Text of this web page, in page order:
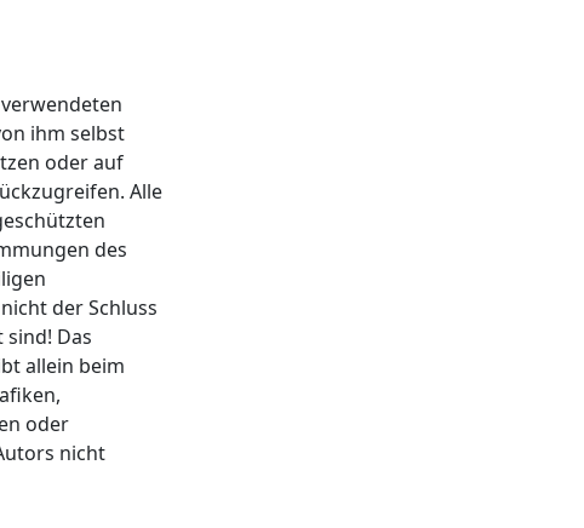
ihm selbst
oder auf
Alle
des
der Schluss
Das
allein beim
oder
nicht